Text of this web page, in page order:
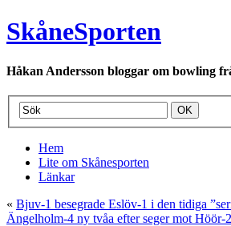
SkåneSporten
Håkan Andersson bloggar om bowling
Hem
Lite om Skånesporten
Länkar
« Bjuv-1 besegrade Eslöv-1 i den tidiga
Ängelholm-4 ny tvåa efter seger mot Höör-2